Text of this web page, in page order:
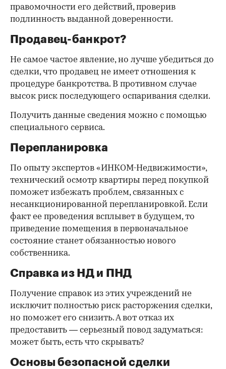
правомочности его действий, проверив
подлинность выданной доверенности.
Продавец-банкрот?
Не самое частое явление, но лучше убедиться до
сделки, что продавец не имеет отношения к
процедуре банкротства. В противном случае
высок риск последующего оспаривания сделки.
Получить данные сведения можно с помощью
специального сервиса.
Перепланировка
По опыту экспертов «ИНКОМ-Недвижимости»,
технический осмотр квартиры перед покупкой
поможет избежать проблем, связанных с
несанкционированной перепланировкой. Если
факт ее проведения всплывет в будущем, то
приведение помещения в первоначальное
состояние станет обязанностью нового
собственника.
Справка из НД и ПНД
Получение справок из этих учреждений не
исключит полностью риск расторжения сделки,
но поможет его снизить. А вот отказ их
предоставить — серьезный повод задуматься:
может быть, есть что скрывать?
Основы безопасной сделки